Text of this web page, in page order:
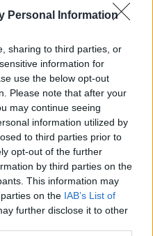
Personal Information
sharing to third parties, or
information for
use the below opt-out
Please note that after your
may continue seeing
information utilized by
to third parties prior to
opt-out of the further
by third parties on the
This information may
on the IAB’s List of
further disclose it to other
ātrs IQ
pārbaudītu
“Jāstrādā 12 stundas un